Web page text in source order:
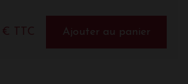
€ TTC Ajouter au panier